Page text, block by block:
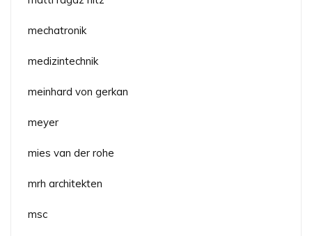
mechatronik
medizintechnik
meinhard von gerkan
meyer
mies van der rohe
mrh architekten
msc